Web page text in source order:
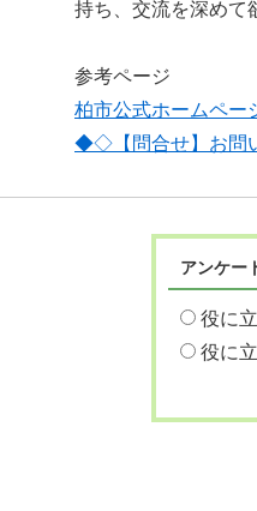
持ち、交流を深めて
参考ページ
柏市公式ホームペー
◆◇【問合せ】お問
アンケー
役に
役に